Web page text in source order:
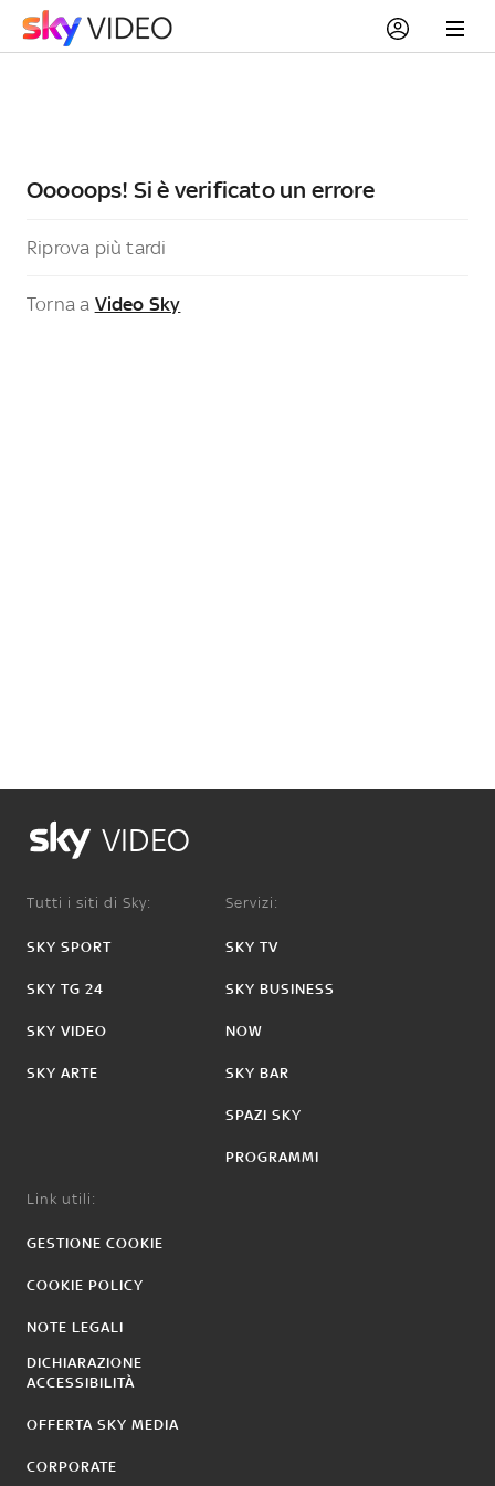
Ooooops! Si è verificato un errore
Riprova più tardi
Torna a Video Sky
VIDEO
Tutti i siti di Sky:
SKY SPORT
SKY TG 24
SKY VIDEO
SKY ARTE
Servizi:
SKY TV
SKY BUSINESS
NOW
SKY BAR
SPAZI SKY
PROGRAMMI
Link utili:
GESTIONE COOKIE
COOKIE POLICY
NOTE LEGALI
DICHIARAZIONE
ACCESSIBILITÀ
OFFERTA SKY MEDIA
CORPORATE